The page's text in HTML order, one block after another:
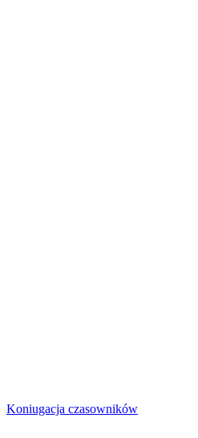
Koniugacja czasowników